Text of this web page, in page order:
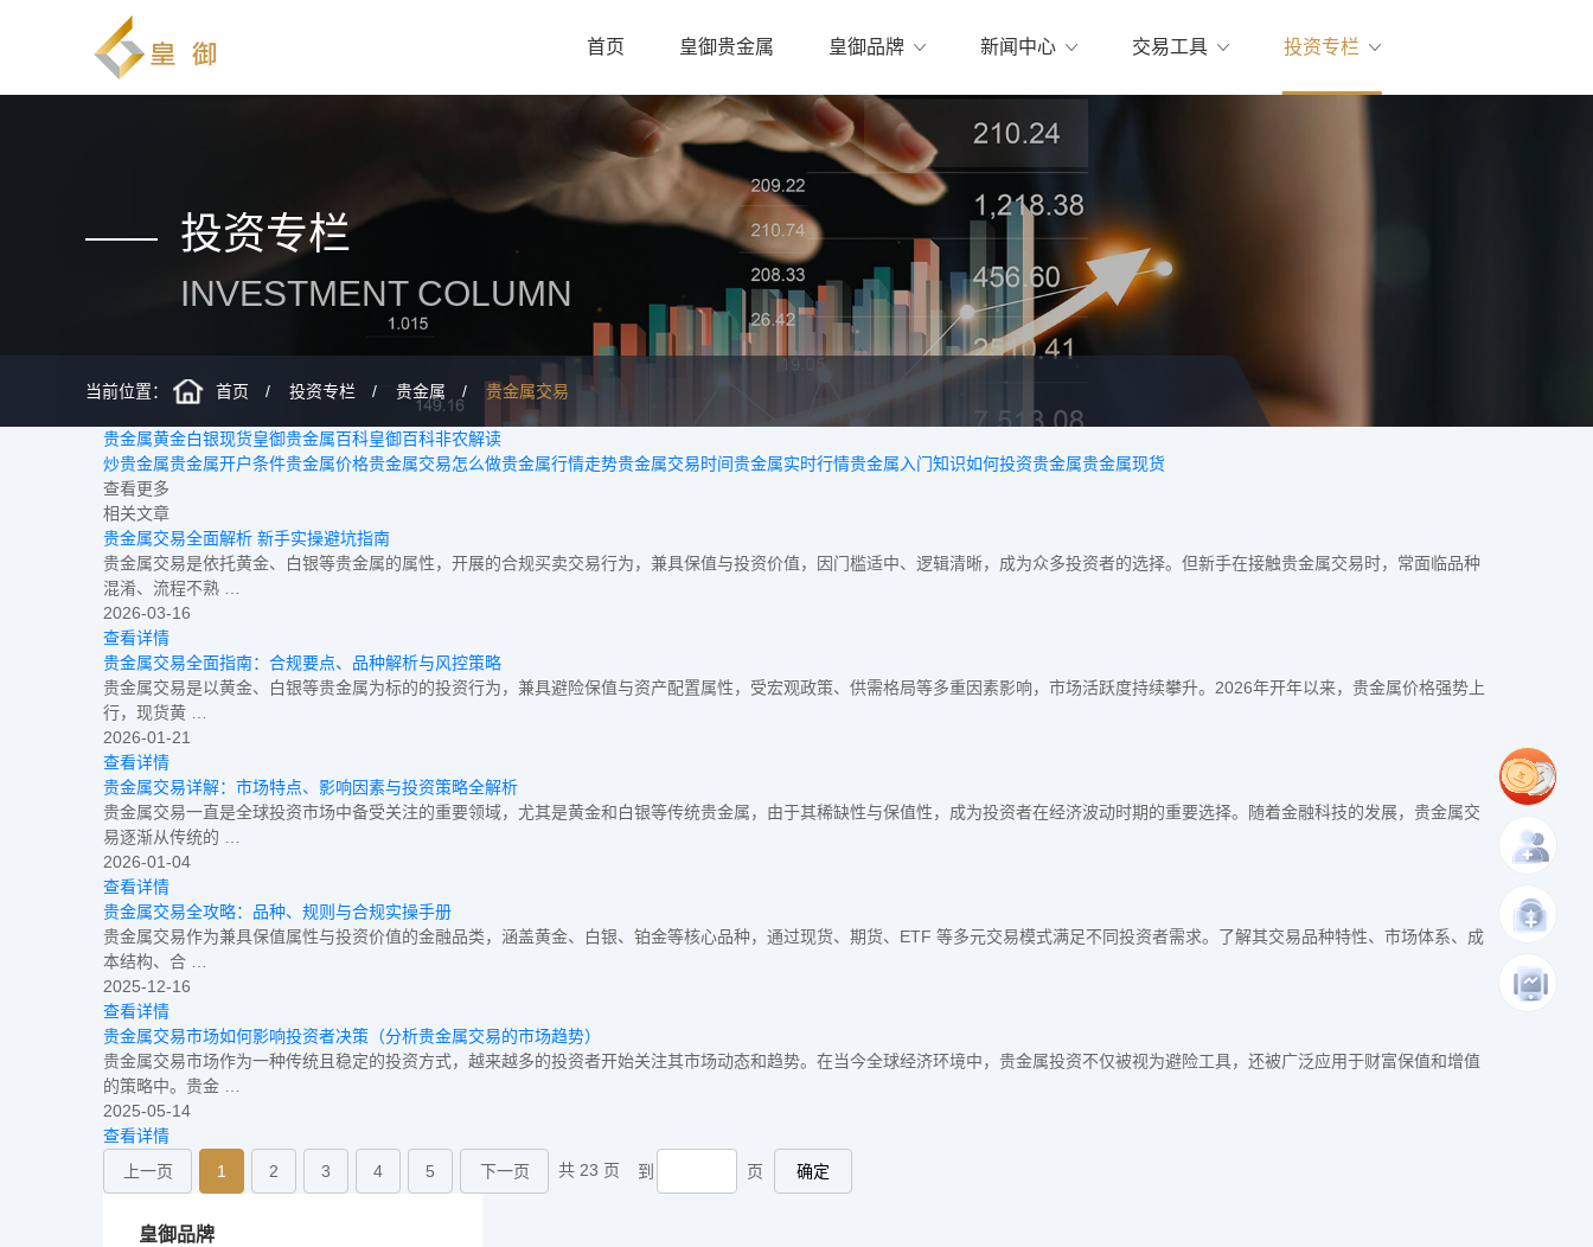
首页 皇御贵金属 皇御品牌 新闻中心 交易工具 投资专栏
投资专栏
INVESTMENT COLUMN
当前位置： 首页 投资专栏 贵金属 贵金属交易
贵金属黄金白银现货皇御贵金属百科皇御百科非农解读
炒贵金属贵金属开户条件贵金属价格贵金属交易怎么做贵金属行情走势贵金属交易时间贵金属实时行情贵金属入门知识如何投资贵金属贵金属现货
查看更多
相关文章
贵金属交易全面解析 新手实操避坑指南
贵金属交易是依托黄金、白银等贵金属的属性，开展的合规买卖交易行为，兼具保值与投资价值，因门槛适中、逻辑清晰，成为众多投资者的选择。但新手在接触贵金属交易时，常面临品种
混淆、流程不熟 …
2026-03-16
查看详情
贵金属交易全面指南：合规要点、品种解析与风控策略
贵金属交易是以黄金、白银等贵金属为标的的投资行为，兼具避险保值与资产配置属性，受宏观政策、供需格局等多重因素影响，市场活跃度持续攀升。2026年开年以来，贵金属价格强势上
行，现货黄 …
2026-01-21
查看详情
贵金属交易详解：市场特点、影响因素与投资策略全解析
贵金属交易一直是全球投资市场中备受关注的重要领域，尤其是黄金和白银等传统贵金属，由于其稀缺性与保值性，成为投资者在经济波动时期的重要选择。随着金融科技的发展，贵金属交
易逐渐从传统的 …
2026-01-04
查看详情
贵金属交易全攻略：品种、规则与合规实操手册
贵金属交易作为兼具保值属性与投资价值的金融品类，涵盖黄金、白银、铂金等核心品种，通过现货、期货、ETF 等多元交易模式满足不同投资者需求。了解其交易品种特性、市场体系、成
本结构、合 …
2025-12-16
查看详情
贵金属交易市场如何影响投资者决策（分析贵金属交易的市场趋势）
贵金属交易市场作为一种传统且稳定的投资方式，越来越多的投资者开始关注其市场动态和趋势。在当今全球经济环境中，贵金属投资不仅被视为避险工具，还被广泛应用于财富保值和增值
的策略中。贵金 …
2025-05-14
查看详情
上一页
1 2 3 4 5 下一页 共 23 页 到 页 确定
皇御品牌